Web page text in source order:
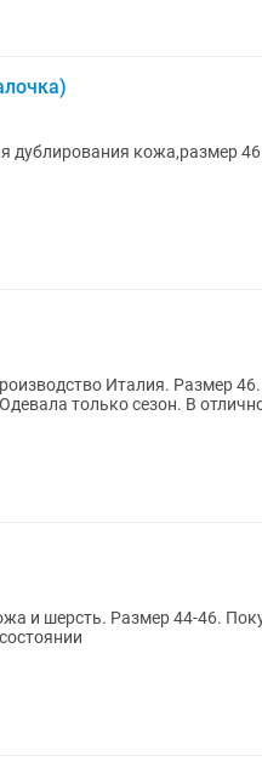
дублирования кожа,размер 46
Италия. Размер
только сезон. В
и шерсть. Размер 44-46.